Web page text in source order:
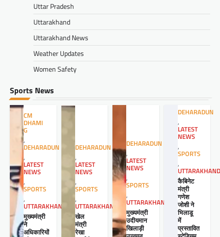
Uttar Pradesh
Uttarakhand
Uttarakhand News
Weather Updates
Women Safety
Sports News
CM
DHAMI
G
,
DEHARADUN
,
LATEST
NEWS
,
SPORTS
,
UTTARAKHAND
मुख्यमंत्री
ने
अधिकारियों
DEHARADUN
,
LATEST
NEWS
,
SPORTS
,
UTTARAKHAND
खेल
मंत्री
रेखा
DEHARADUN
,
LATEST
NEWS
,
SPORTS
,
UTTARAKHAND
मुख्यमंत्री
उदीयमान
खिलाड़ी
DEHARADUN
,
LATEST
NEWS
,
SPORTS
,
UTTARAKHAND
कैबिनेट
मंत्री
गणेश
जोशी ने
भिलाडू
में
प्रस्तावित